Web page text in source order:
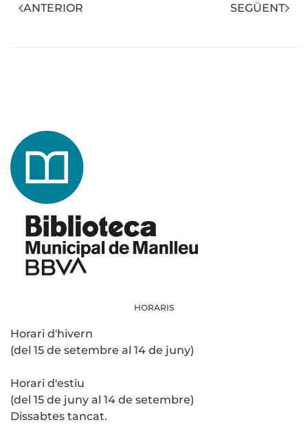
ANTERIOR SEGÜENT
HORARIS
Horari d'hivern
(del 15 de setembre al 14 de juny)
Horari d'estiu
(del 15 de juny al 14 de setembre)
Dissabtes tancat.